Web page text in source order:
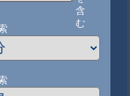
含
む